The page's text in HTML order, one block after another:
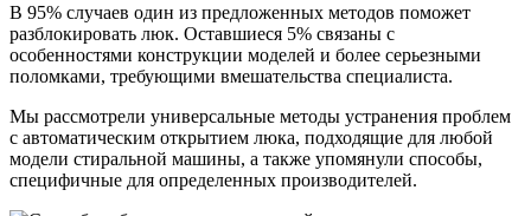
В 95% случаев один из предложенных методов поможет
разблокировать люк. Оставшиеся 5% связаны с
особенностями конструкции моделей и более серьезными
поломками, требующими вмешательства специалиста.
Мы рассмотрели универсальные методы устранения проблем
с автоматическим открытием люка, подходящие для любой
модели стиральной машины, а также упомянули способы,
специфичные для определенных производителей.